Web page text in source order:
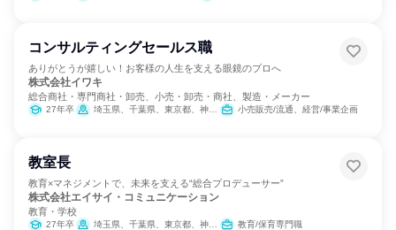
コンサルティングセールス職
ありがとうが嬉しい！お客様の人生を支える眼鏡のプロへ
株式会社イワキ
総合商社・専門商社・卸売、小売・卸売・商社、製造・メーカー
27年卒 埼玉県、千葉県、東京都、神奈川県 小売販売/流通、経営/事業企画
教室長
教育×マネジメントで、未来を支える“総合プロデューサー”
株式会社エイサイ・コミュニケーション
教育・学校
27年卒 埼玉県、千葉県、東京都、神奈川県 教育/保育専門職